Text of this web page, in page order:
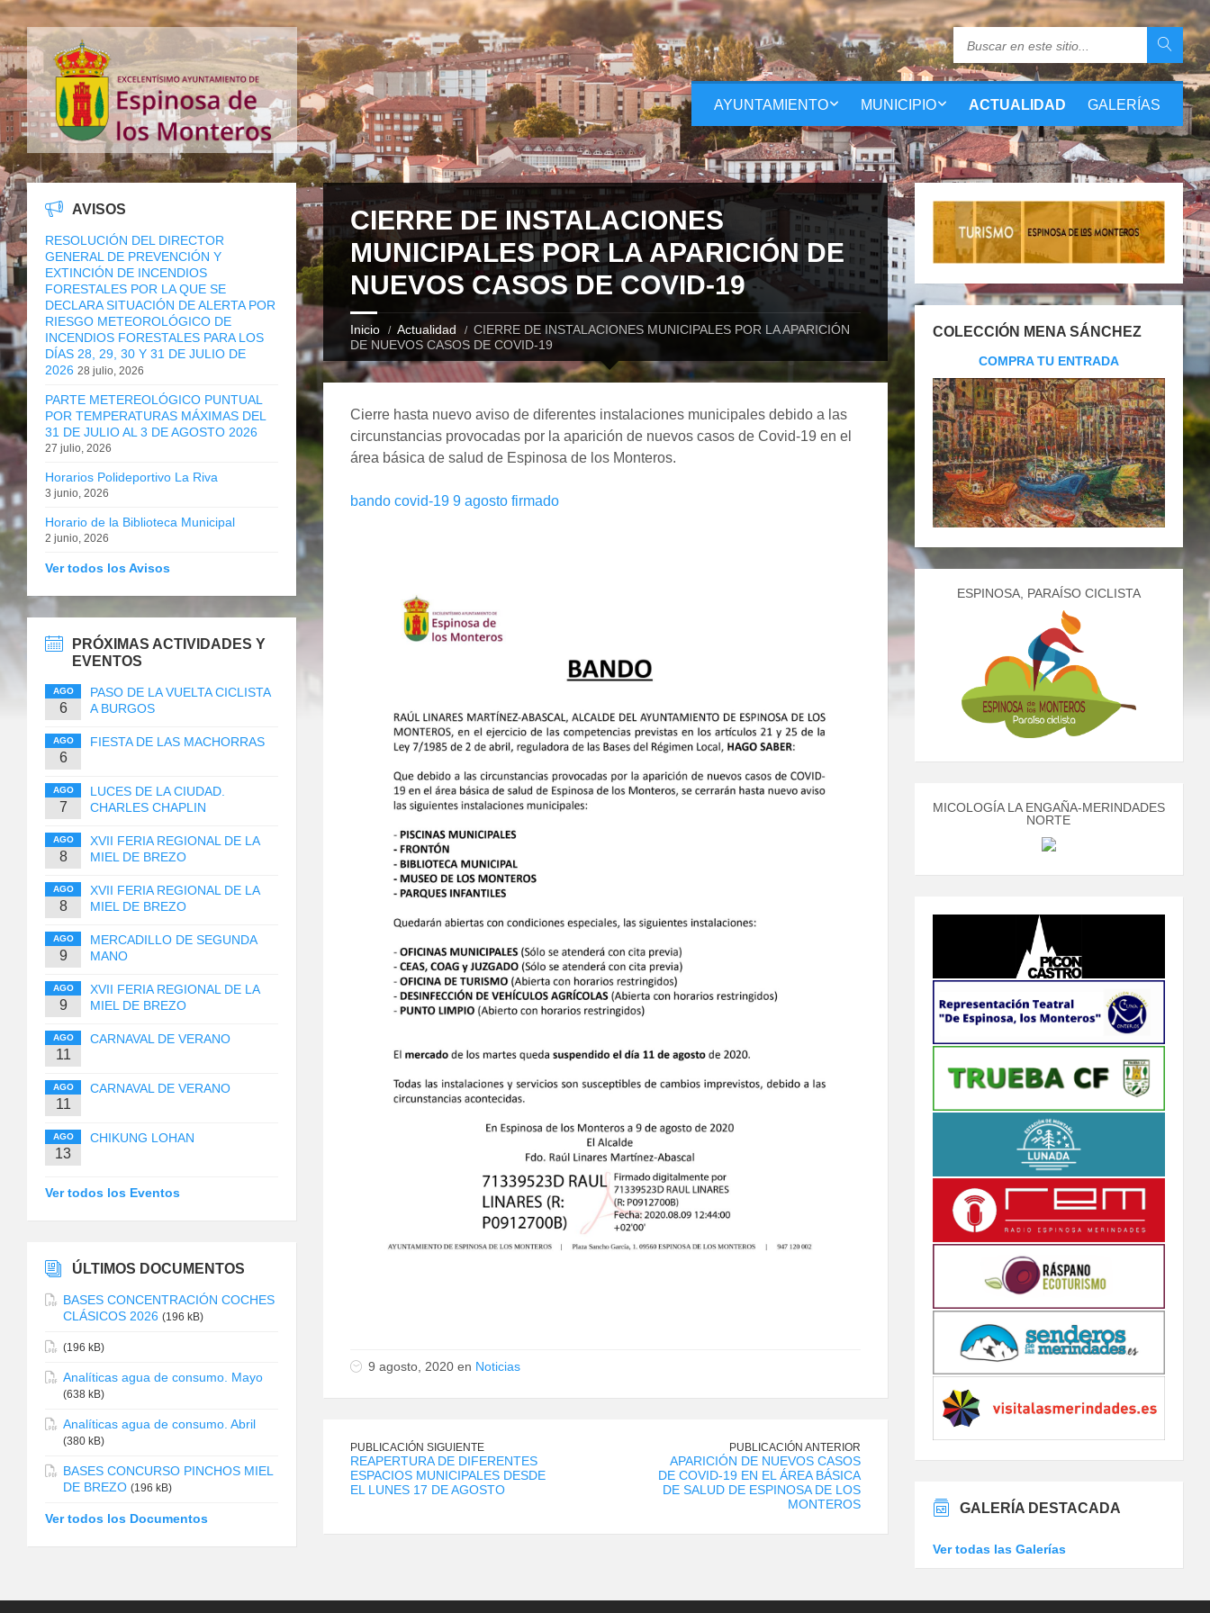
AYUNTAMIENTO MUNICIPIO ACTUALIDAD GALERÍAS
CIERRE DE INSTALACIONES
MUNICIPALES POR LA APARICIÓN DE
NUEVOS CASOS DE COVID-19
Inicio Actualidad
CIERRE DE INSTALACIONES MUNICIPALES POR LA APARICIÓN
DE NUEVOS CASOS DE COVID-19
Cierre hasta nuevo aviso de diferentes instalaciones municipales debido a las
circunstancias provocadas por la aparición de nuevos casos de Covid-19 en el
área básica de salud de Espinosa de los Monteros.
bando covid-19 9 agosto firmado
9 agosto, 2020 en Noticias
PUBLICACIÓN SIGUIENTE
REAPERTURA DE DIFERENTES
ESPACIOS MUNICIPALES DESDE
EL LUNES 17 DE AGOSTO
PUBLICACIÓN ANTERIOR
APARICIÓN DE NUEVOS CASOS
DE COVID-19 EN EL ÁREA BÁSICA
DE SALUD DE ESPINOSA DE LOS
MONTEROS
AVISOS
RESOLUCIÓN DEL DIRECTOR
GENERAL DE PREVENCIÓN Y
EXTINCIÓN DE INCENDIOS
FORESTALES POR LA QUE SE
DECLARA SITUACIÓN DE ALERTA POR
RIESGO METEOROLÓGICO DE
INCENDIOS FORESTALES PARA LOS
DÍAS 28, 29, 30 Y 31 DE JULIO DE
2026 28 julio, 2026
PARTE METEREOLÓGICO PUNTUAL
POR TEMPERATURAS MÁXIMAS DEL
31 DE JULIO AL 3 DE AGOSTO 2026
27 julio, 2026
Horarios Polideportivo La Riva
3 junio, 2026
Horario de la Biblioteca Municipal
2 junio, 2026
Ver todos los Avisos
PRÓXIMAS ACTIVIDADES Y
EVENTOS
AGO
6
PASO DE LA VUELTA CICLISTA
A BURGOS
AGO
6
FIESTA DE LAS MACHORRAS
AGO
7
LUCES DE LA CIUDAD.
CHARLES CHAPLIN
AGO
8
XVII FERIA REGIONAL DE LA
MIEL DE BREZO
AGO
8
XVII FERIA REGIONAL DE LA
MIEL DE BREZO
AGO
9
MERCADILLO DE SEGUNDA
MANO
AGO
9
XVII FERIA REGIONAL DE LA
MIEL DE BREZO
AGO
11
CARNAVAL DE VERANO
AGO
11
CARNAVAL DE VERANO
AGO
13
CHIKUNG LOHAN
Ver todos los Eventos
ÚLTIMOS DOCUMENTOS
BASES CONCENTRACIÓN COCHES
CLÁSICOS 2026 (196 kB)
(196 kB)
Analíticas agua de consumo. Mayo
(638 kB)
Analíticas agua de consumo. Abril
(380 kB)
BASES CONCURSO PINCHOS MIEL
DE BREZO (196 kB)
Ver todos los Documentos
COLECCIÓN MENA SÁNCHEZ
COMPRA TU ENTRADA
ESPINOSA, PARAÍSO CICLISTA
MICOLOGÍA LA ENGAÑA-MERINDADES
NORTE
GALERÍA DESTACADA
Ver todas las Galerías